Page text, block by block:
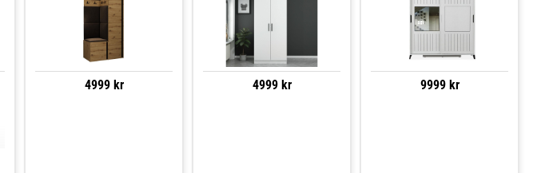
4999 kr 4999 kr 9999 kr